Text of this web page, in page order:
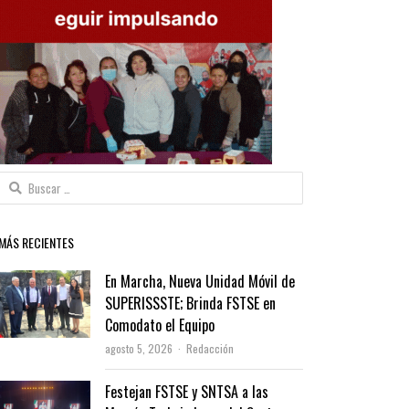
Buscar:
MÁS RECIENTES
En Marcha, Nueva Unidad Móvil de
SUPERISSSTE; Brinda FSTSE en
Comodato el Equipo
agosto 5, 2026 Author
Redacción
Festejan FSTSE y SNTSA a las